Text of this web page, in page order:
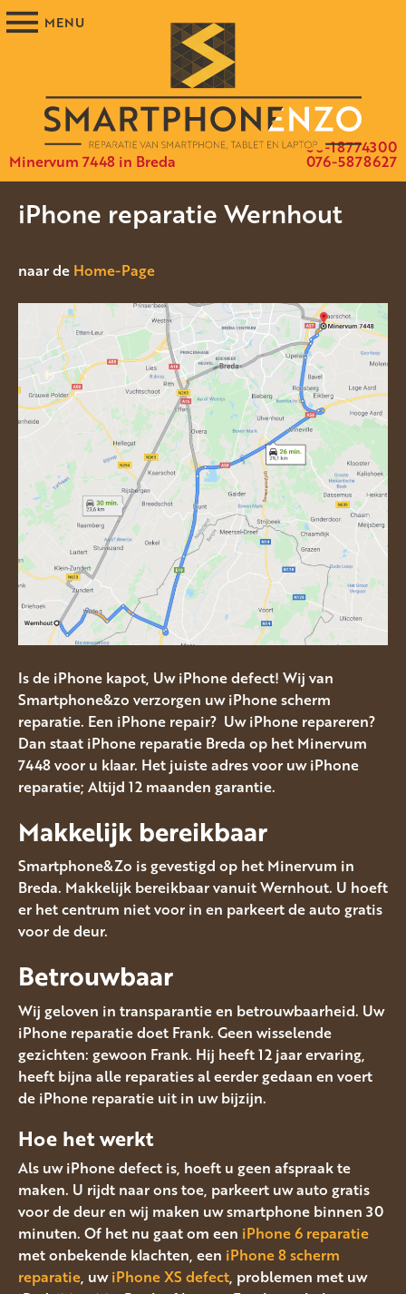
Minervum 7448 in Breda 076-5878627
06-18774300
iPhone reparatie Wernhout
naar de Home-Page
Is de iPhone kapot, Uw iPhone defect! Wij van
Smartphone&zo verzorgen uw iPhone scherm
reparatie. Een iPhone repair? Uw iPhone repareren?
Dan staat iPhone reparatie Breda op het Minervum
7448 voor u klaar. Het juiste adres voor uw iPhone
reparatie; Altijd 12 maanden garantie.
Makkelijk bereikbaar
Smartphone&Zo is gevestigd op het Minervum in
Breda. Makkelijk bereikbaar vanuit Wernhout. U hoeft
er het centrum niet voor in en parkeert de auto gratis
voor de deur.
Betrouwbaar
Wij geloven in transparantie en betrouwbaarheid. Uw
iPhone reparatie doet Frank. Geen wisselende
gezichten: gewoon Frank. Hij heeft 12 jaar ervaring,
heeft bijna alle reparaties al eerder gedaan en voert
de iPhone reparatie uit in uw bijzijn.
Hoe het werkt
Als uw iPhone defect is, hoeft u geen afspraak te
maken. U rijdt naar ons toe, parkeert uw auto gratis
voor de deur en wij maken uw smartphone binnen 30
minuten. Of het nu gaat om een iPhone 6 reparatie
met onbekende klachten, een iPhone 8 scherm
reparatie, uwiPhone XS defect, problemen met uw